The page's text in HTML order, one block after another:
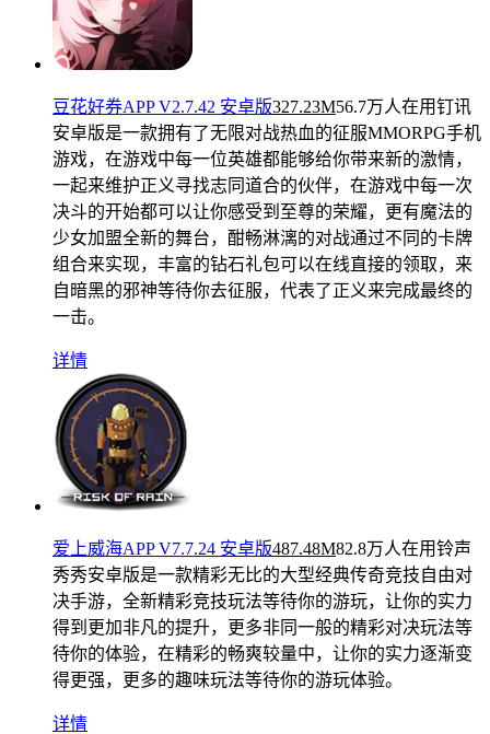
豆花好券APP V2.7.42 安卓版327.23M56.7万人在用钉讯
安卓版是一款拥有了无限对战热血的征服MMORPG手机
游戏，在游戏中每一位英雄都能够给你带来新的激情，
一起来维护正义寻找志同道合的伙伴，在游戏中每一次
决斗的开始都可以让你感受到至尊的荣耀，更有魔法的
少女加盟全新的舞台，酣畅淋漓的对战通过不同的卡牌
组合来实现，丰富的钻石礼包可以在线直接的领取，来
自暗黑的邪神等待你去征服，代表了正义来完成最终的
一击。
详情
爱上威海APP V7.7.24 安卓版487.48M82.8万人在用铃声
秀秀安卓版是一款精彩无比的大型经典传奇竞技自由对
决手游，全新精彩竞技玩法等待你的游玩，让你的实力
得到更加非凡的提升，更多非同一般的精彩对决玩法等
待你的体验，在精彩的畅爽较量中，让你的实力逐渐变
得更强，更多的趣味玩法等待你的游玩体验。
详情